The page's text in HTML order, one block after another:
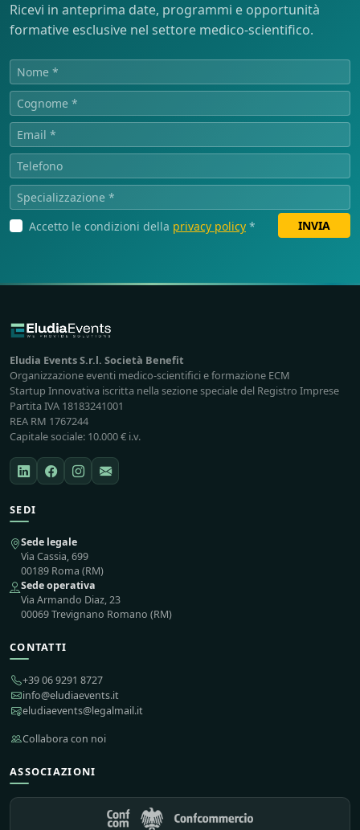
Ricevi in anteprima date, programmi e opportunità
formative esclusive nel settore medico-scientifico.
Accetto le condizioni della privacy policy * INVIA
Eludia Events S.r.l. Società Benefit
Organizzazione eventi medico-scientifici e formazione ECM
Startup Innovativa iscritta nella sezione speciale del Registro Imprese
Partita IVA 18183241001
REA RM 1767244
Capitale sociale: 10.000 € i.v.
SEDI
Sede legale
Via Cassia, 699
00189 Roma (RM)
Sede operativa
Via Armando Diaz, 23
00069 Trevignano Romano (RM)
CONTATTI
+39 06 9291 8727
info@eludiaevents.it
eludiaevents@legalmail.it
Collabora con noi
ASSOCIAZIONI